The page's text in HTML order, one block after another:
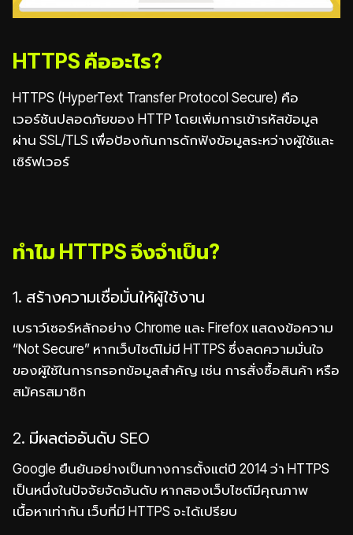
HTTPS คืออะไร?
HTTPS (HyperText Transfer Protocol Secure) คือ
เวอร์ชันปลอดภัยของ HTTP โดยเพิ่มการเข้ารหัสข้อมูล
ผ่าน SSL/TLS เพื่อป้องกันการดักฟังข้อมูลระหว่างผู้ใช้และ
เซิร์ฟเวอร์
ทำไม HTTPS จึงจำเป็น?
1. สร้างความเชื่อมั่นให้ผู้ใช้งาน
เบราว์เซอร์หลักอย่าง Chrome และ Firefox แสดงข้อความ
“Not Secure” หากเว็บไซต์ไม่มี HTTPS ซึ่งลดความมั่นใจ
ของผู้ใช้ในการกรอกข้อมูลสำคัญ เช่น การสั่งซื้อสินค้า หรือ
สมัครสมาชิก
2. มีผลต่ออันดับ SEO
Google ยืนยันอย่างเป็นทางการตั้งแต่ปี 2014 ว่า HTTPS
เป็นหนึ่งในปัจจัยจัดอันดับ หากสองเว็บไซต์มีคุณภาพ
เนื้อหาเท่ากัน เว็บที่มี HTTPS จะได้เปรียบ